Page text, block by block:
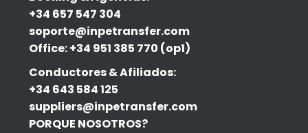
+34 657 547 304
soporte@inpetransfer.com
Office: +34 951 385 770 (op1)
Conductores & Afiliados:
+34 643 584 125
suppliers@inpetransfer.com
PORQUE NOSOTROS?